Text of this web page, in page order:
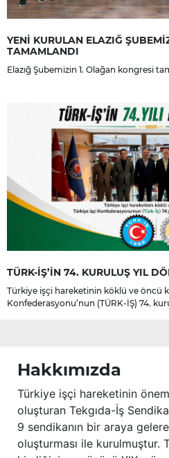
YENİ KURULAN ELAZIĞ
TAMAMLANDI
Elazığ Şubemizin 1. Olağan kongresi
TÜRK-İŞ’İN 74. KURULUŞ YIL
Türkiye işçi hareketinin köklü ve öncü
Konfederasyonu’nun (TÜRK-İŞ) 74.
Hakkımızda
Türkiye işçi hareketinin
oluşturan Tekgıda-İş
9 sendikanın bir araya
oluşturması ile kurulmuştur.